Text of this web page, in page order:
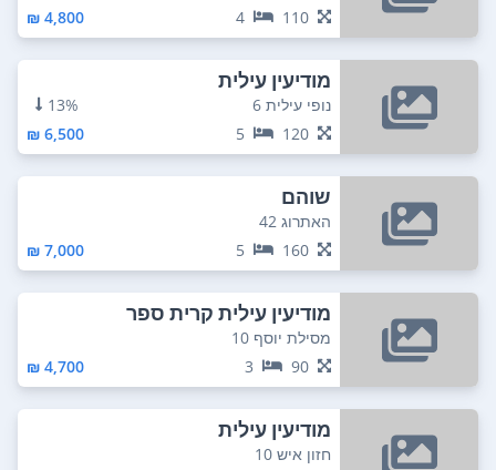
110
4
4,800 ₪
מודיעין עילית
נופי עילית 6
13%
120
5
6,500 ₪
שוהם
האתרוג 42
160
5
7,000 ₪
מודיעין עילית קרית ספר
מסילת יוסף 10
90
3
4,700 ₪
מודיעין עילית
חזון איש 10